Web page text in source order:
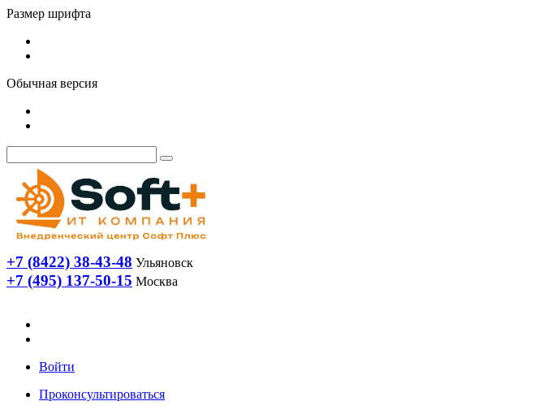
Размер шрифта
Обычная версия
+7 (8422) 38-43-48 Ульяновск
+7 (495) 137-50-15 Москва
Войти
Проконсультироваться